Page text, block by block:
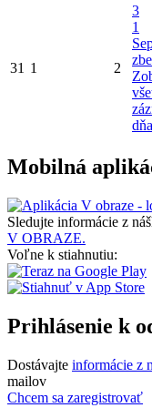
31 1 2
3
1
dňa
Mobilná
Sledujte informácie z
V OBRAZE.
Voľne k stiahnutiu:
Prihlásenie k
Dostávajte informácie z
mailov
Chcem sa zaregistrovať